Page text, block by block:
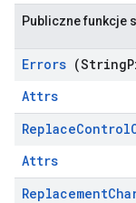
Publiczne funkcje
Errors (String
Attrs
ReplaceControl
Attrs
Replacement